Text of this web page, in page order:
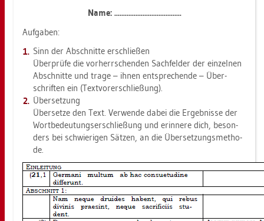
Name: ......................................
Auf­ga­ben:
Sinn der Ab­schnit­te er­schlie­ßen
Über­prü­fe die vor­herr­schen­den Sach­fel­der der ein­zel­nen
Ab­schnit­te und trage – ihnen ent­spre­chen­de – Über­
schrif­ten ein (Text­vor­er­schlie­ßung).
Über­set­zung
Über­set­ze den Text. Ver­wen­de dabei die Er­geb­nis­se der
Wort­be­deu­tungs­er­schlie­ßung und er­in­ne­re dich, be­son­
ders bei schwie­ri­gen Sät­zen, an die Über­set­zungs­me­tho­
de.